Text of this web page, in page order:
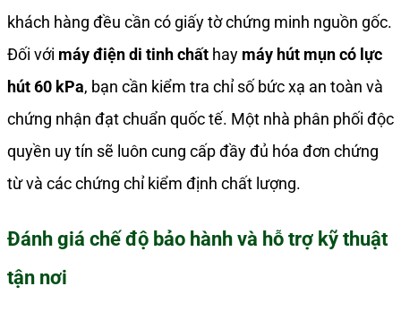
khách hàng đều cần có giấy tờ chứng minh nguồn gốc.
Đối với máy điện di tinh chất hay máy hút mụn có lực
hút 60 kPa, bạn cần kiểm tra chỉ số bức xạ an toàn và
chứng nhận đạt chuẩn quốc tế. Một nhà phân phối độc
quyền uy tín sẽ luôn cung cấp đầy đủ hóa đơn chứng
từ và các chứng chỉ kiểm định chất lượng.
Đánh giá chế độ bảo hành và hỗ trợ kỹ thuật
tận nơi